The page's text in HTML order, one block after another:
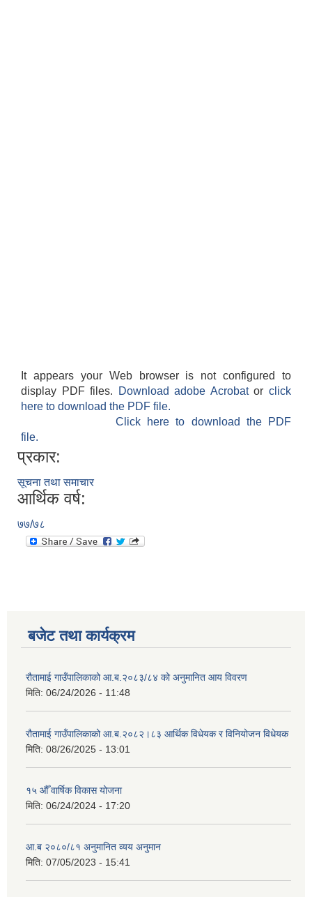
It appears your Web browser is not configured to
display PDF files.
Download adobe Acrobatorclick
here to download the PDF file.
Click here to download the PDF
file.
प्रकार:
सूचना तथा समाचार
आर्थिक वर्ष:
७७/७८
बजेट तथा कार्यक्रम
रौतामाई गाउँपालिकाको आ.ब.२०८३/८४ को अनुमानित आय विवरण
मिति: 06/24/2026 - 11:48
रौतामाई गाउँपालिकाको आ.ब.२०८२।८३ आर्थिक विधेयक र विनियोजन विधेयक
मिति: 08/26/2025 - 13:01
१५ औँ वार्षिक विकास योजना
मिति: 06/24/2024 - 17:20
आ.ब २०८०/८१ अनुमानित व्यय अनुमान
मिति: 07/05/2023 - 15:41